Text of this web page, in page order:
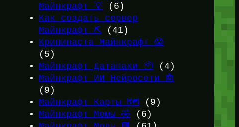
Майнкрафт 💡 (6)
Как создать сервер
Майнкрафт ⛏️ (41)
Крипипаста Майнкрафт 😱
(5)
Майнкрафт Датапаки 📦 (4)
Майнкрафт ИИ Нейросети 🤖
(9)
Майнкрафт Карты 🗺️ (9)
Майнкрафт Мемы 🤣 (6)